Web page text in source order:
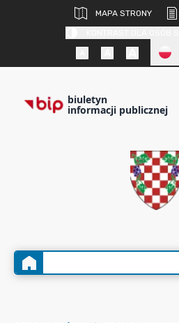
MAPA STRONY
biuletyn
informacji publicznej